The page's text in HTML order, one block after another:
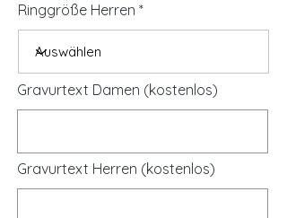
Ringgröße Herren
Gravurtext Damen (kostenlos)
Gravurtext Herren (kostenlos)